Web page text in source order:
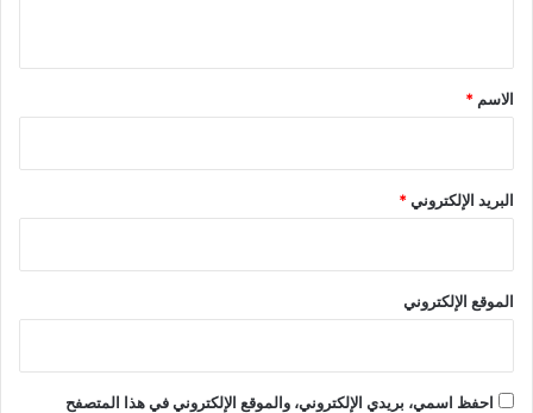
*
الاسم *
البريد الإلكتروني*
الموقع الإلكتروني
احفظ اسمي، بريدي الإلكتروني، والموقع الإلكتروني في هذا المتصفح